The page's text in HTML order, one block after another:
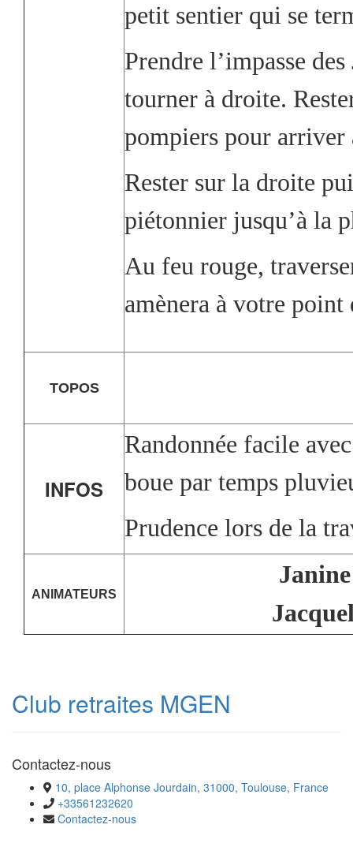
petit sentier qui se
Prendre l’impasse
tourner à droite.
pompiers pour arriver
Rester sur la droite
piétonnier jusqu’à la
Au feu rouge,
amènera à votre point
TOPOS
INFOS
Randonnée facile
boue par temps
Prudence lors de la
ANIMATEURS
Club retraites MGEN
Contactez-nous
10, place Alphonse Jourdain, 31000, Toulouse, France
+33561232620
Contactez-nous